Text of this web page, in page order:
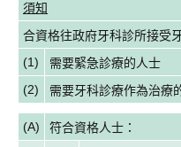
須知
合資格往政府牙科診所接受
(1)
需要緊急診療的人士
(2)
需要牙科診療作為治療
(A) 符合資格人士：